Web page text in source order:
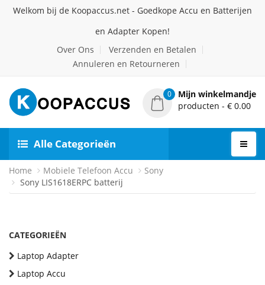
Welkom bij de Koopaccus.net - Goedkope Accu en Batterijen
en Adapter Kopen!
Over Ons
Verzenden en Betalen
Annuleren en Retourneren
0
Mijn winkelmandje
producten - € 0.00
Alle Categorieën
Home Mobiele Telefoon Accu
Sony
Sony LIS1618ERPC batterij
CATEGORIEËN
Laptop Adapter
Laptop Accu